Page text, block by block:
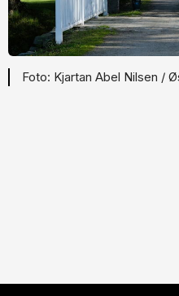
Kjartan Abel Nilsen /